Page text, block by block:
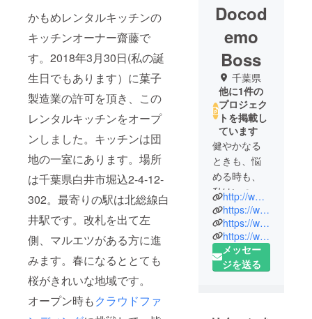
かもめレンタルキッチンの
キッチンオーナー齋藤で
す。2018年3月30日(私の誕
生日でもあります）に菓子
製造業の許可を頂き、この
レンタルキッチンをオープ
ンしました。キッチンは団
地の一室にあります。場所
は千葉県白井市堀込2-4-12-
302。最寄りの駅は北総線白
井駅です。改札を出て左
側、マルエツがある方に進
みます。春になるととても
桜がきれいな地域です。
オープン時もクラウドファ
Docod
emo
Boss
千葉県
他に1件の
プロジェク
トを掲載し
ています
健やかなる
ときも、悩
める時も、
私はいつも
ヤスコさん
と一緒で
す。
http://www.trdelnik.com/
https://www.kamomerentalkitchen.com/
https://www.facebook.com/kamomerentalkitchen/
https://www.instagram.com/docodemoboss/
メッセー
ジを送る